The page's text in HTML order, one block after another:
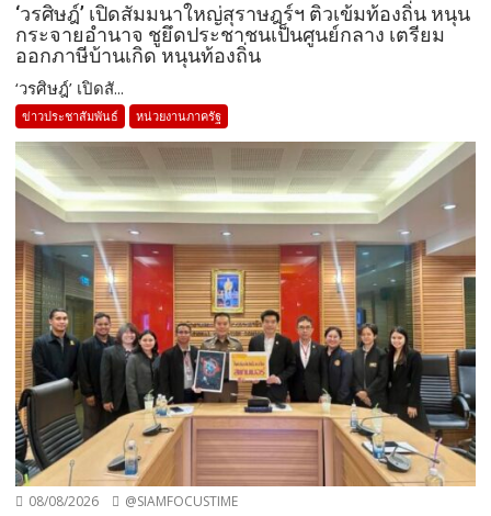
‘วรศิษฎ์’ เปิดสัมมนาใหญ่สุราษฎร์ฯ ติวเข้มท้องถิ่น หนุน
กระจายอำนาจ ชูยึดประชาชนเป็นศูนย์กลาง เตรียม
ออกภาษีบ้านเกิด หนุนท้องถิ่น
‘วรศิษฎ์’ เปิดสั...
ข่าวประชาสัมพันธ์ หน่วยงานภาครัฐ
08/08/2026 @SIAMFOCUSTIME